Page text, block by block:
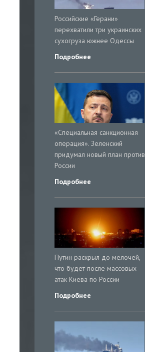
Российские «Герани»
перехватили три украинских
сухогруза южнее Одессы
Подробнее
«Специальная санкционная
операция». Зеленский
придумал новый план против
России
Подробнее
Путин раскрыл до мелочей,
что будет после массовых
атак Киева по России
Подробнее